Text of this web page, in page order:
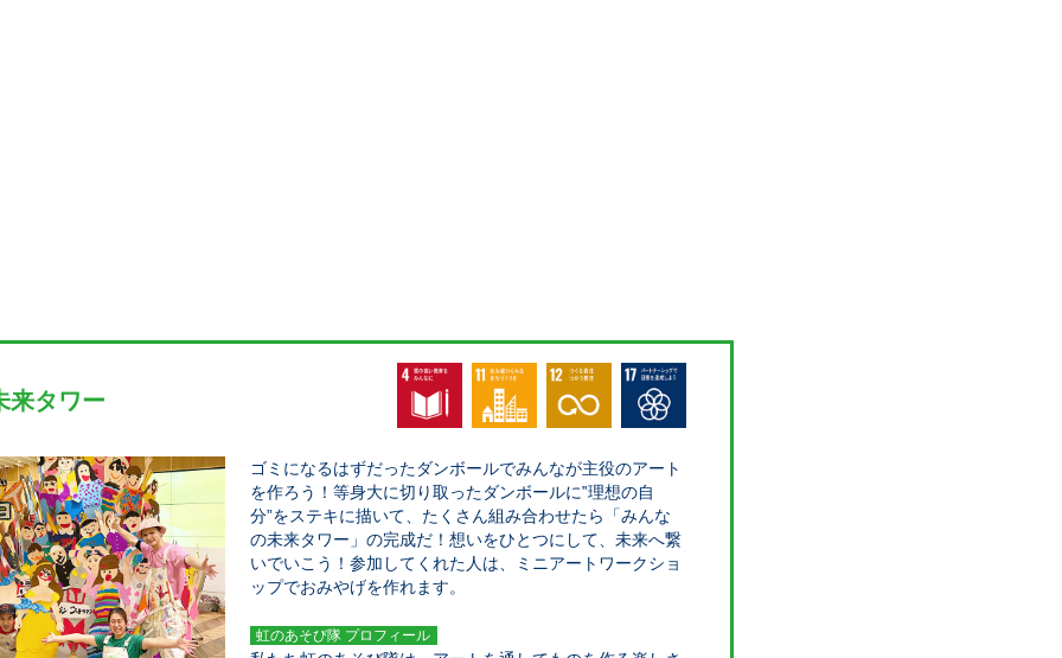
来タワー
ゴミになるはずだったダンボールでみんなが主役のアート
を作ろう！等身大に切り取ったダンボールに‟理想の自
分”をステキに描いて、たくさん組み合わせたら「みんな
の未来タワー」の完成だ！想いをひとつにして、未来へ繋
いでいこう！参加してくれた人は、ミニアートワークショ
ップでおみやげを作れます。
虹のあそび隊 プロフィール